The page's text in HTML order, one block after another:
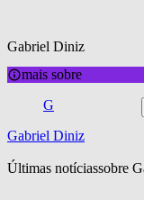
Gabriel Diniz
mais sobre
G
Gabriel Diniz
Últimas notíciassobre